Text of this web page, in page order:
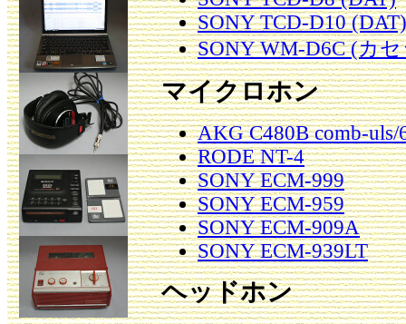
SONY TCD-D10 (DAT)
SONY WM-D6C (カ
マイクロホン
AKG C480B comb-uls/
RODE NT-4
SONY ECM-999
SONY ECM-959
SONY ECM-909A
SONY ECM-939LT
ヘッドホン